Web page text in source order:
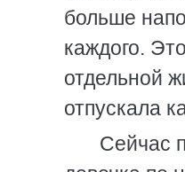
больше
каждого.
отдельной
отпускала
Сейчас